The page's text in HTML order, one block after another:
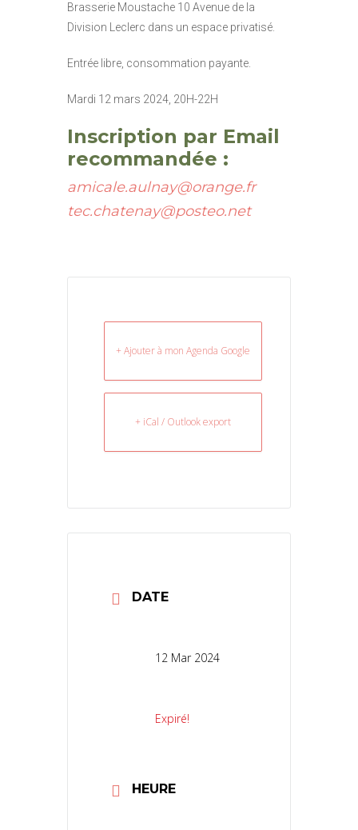
Brasserie Moustache 10 Avenue de la
Division Leclerc dans un espace privatisé.
Entrée libre, consommation payante.
Mardi 12 mars 2024, 20H-22H
Inscription par Email
recommandée :
amicale.aulnay@orange.fr
tec.chatenay@posteo.net
+ Ajouter à mon Agenda Google
+ iCal / Outlook export
DATE
12 Mar 2024
Expiré!
HEURE